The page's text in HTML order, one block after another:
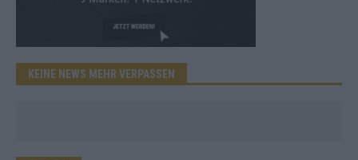
KEINE NEWS MEHR VERPASSEN